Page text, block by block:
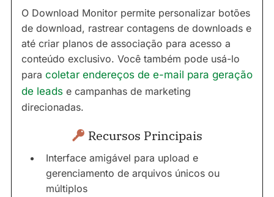
O Download Monitor permite personalizar botões
de download, rastrear contagens de downloads e
até criar planos de associação para acesso a
conteúdo exclusivo. Você também pode usá-lo
para coletar endereços de e-mail para geração
de leads e campanhas de marketing
direcionadas.
Recursos Principais
Interface amigável para upload e
gerenciamento de arquivos únicos ou
múltiplos